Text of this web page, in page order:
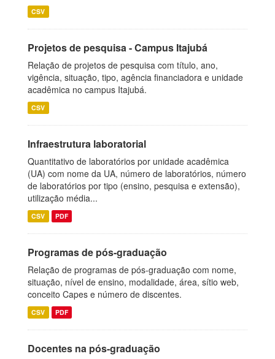
CSV
Projetos de pesquisa - Campus Itajubá
Relação de projetos de pesquisa com título, ano,
vigência, situação, tipo, agência financiadora e unidade
acadêmica no campus Itajubá.
CSV
Infraestrutura laboratorial
Quantitativo de laboratórios por unidade acadêmica
(UA) com nome da UA, número de laboratórios, número
de laboratórios por tipo (ensino, pesquisa e extensão),
utilização média...
CSV PDF
Programas de pós-graduação
Relação de programas de pós-graduação com nome,
situação, nível de ensino, modalidade, área, sítio web,
conceito Capes e número de discentes.
CSV PDF
Docentes na pós-graduação